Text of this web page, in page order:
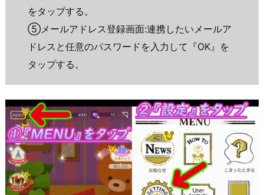
をタップする。
⑤メールアドレス登録画面:連携したいメールア
ドレスと任意のパスワードを入力して『OK』を
タップする。